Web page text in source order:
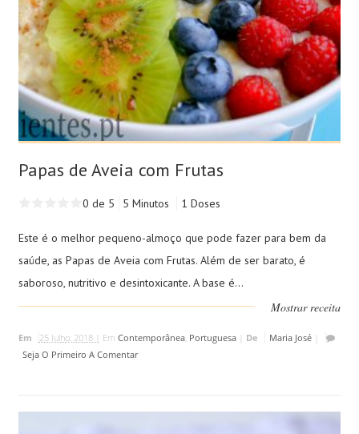
Papas de Aveia com Frutas
0 de 5 5 Minutos 1 Doses
Este é o melhor pequeno-almoço que pode fazer para bem da
saúde, as Papas de Aveia com Frutas. Além de ser barato, é
saboroso, nutritivo e desintoxicante. A base é...
Mostrar receita
Em 25 Julho, 2018 | Em Contemporânea, Portuguesa| De Maria José|
Seja O Primeiro A Comentar